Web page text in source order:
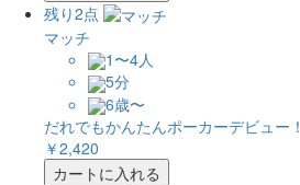
残り2点
マッチ
1〜4人
5分
6歳〜
だれでもかんたんポーカーデビュー！
￥2,420
カートに入れる